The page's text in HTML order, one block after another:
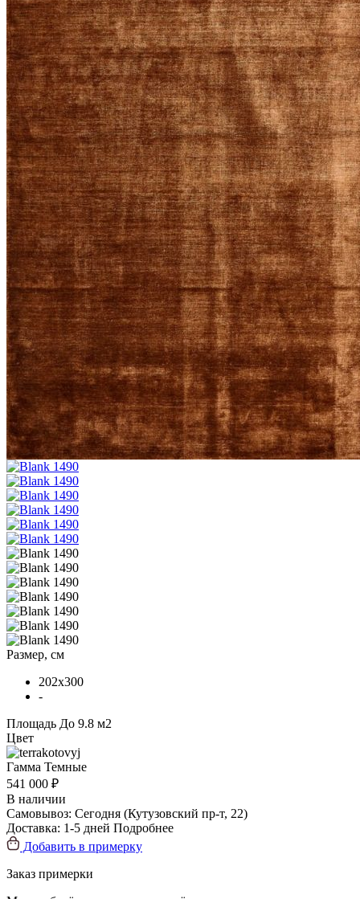
Размер, см
202x300
-
Площадь До 9.8 м2
Цвет
Гамма Темные
541 000 ₽
В наличии
Самовывоз: Сегодня (Кутузовский пр-т, 22)
Доставка: 1-5 дней Подробнее
Добавить в примерку
Заказ примерки